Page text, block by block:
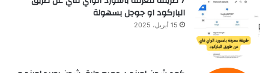
الباركود او جوجل بسهولة
15 أبريل، 2025